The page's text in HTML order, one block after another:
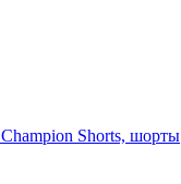
Champion Shorts, шорты